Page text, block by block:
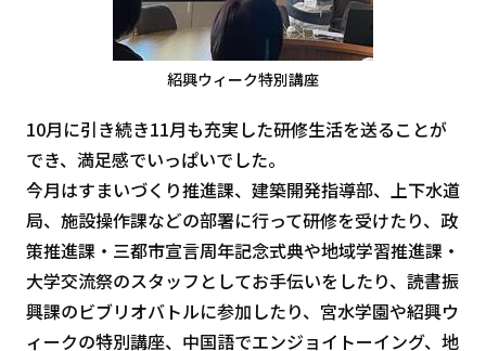
紹興ウィーク特別講座
10月に引き続き11月も充実した研修生活を送ることが
でき、満足感でいっぱいでした。
今月はすまいづくり推進課、建築開発指導部、上下水道
局、施設操作課などの部署に行って研修を受けたり、政
策推進課・三都市宣言周年記念式典や地域学習推進課・
大学交流祭のスタッフとしてお手伝いをしたり、読書振
興課のビブリオバトルに参加したり、宮水学園や紹興ウ
ィークの特別講座、中国語でエンジョイトーイング、地